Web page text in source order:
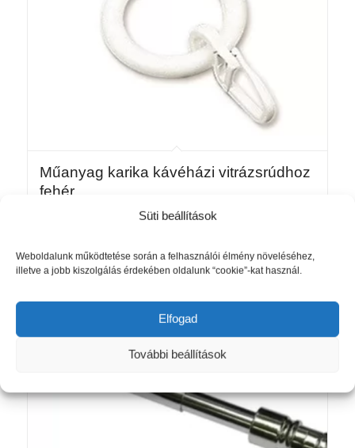
Süti beállítások
Weboldalunk működtetése során a felhasználói élmény növeléséhez,
illetve a jobb kiszolgálás érdekében oldalunk “cookie”-kat használ.
Elfogad
További beállítások
Műanyag karika kávéházi vitrázsrúdhoz
fehér
Kosárba teszem Részletek mutatása